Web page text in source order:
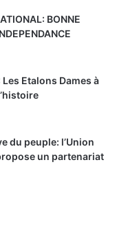
BONNE
Etalons Dames à
du peuple: l’Union
un partenariat